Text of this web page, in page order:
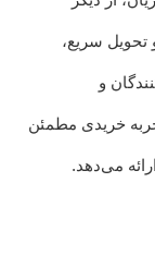
تحویل سریع،
و
خریدی مطمئن
می‌دهد.